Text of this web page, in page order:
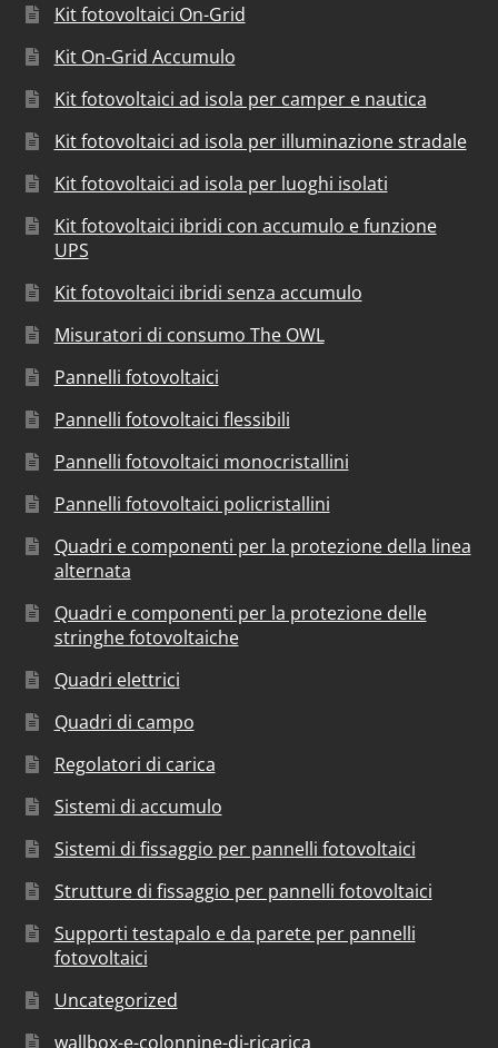
Kit fotovoltaici On-Grid
Kit On-Grid Accumulo
Kit fotovoltaici ad isola per camper e nautica
Kit fotovoltaici ad isola per illuminazione stradale
Kit fotovoltaici ad isola per luoghi isolati
Kit fotovoltaici ibridi con accumulo e funzione
UPS
Kit fotovoltaici ibridi senza accumulo
Misuratori di consumo The OWL
Pannelli fotovoltaici
Pannelli fotovoltaici flessibili
Pannelli fotovoltaici monocristallini
Pannelli fotovoltaici policristallini
Quadri e componenti per la protezione della linea
alternata
Quadri e componenti per la protezione delle
stringhe fotovoltaiche
Quadri elettrici
Quadri di campo
Regolatori di carica
Sistemi di accumulo
Sistemi di fissaggio per pannelli fotovoltaici
Strutture di fissaggio per pannelli fotovoltaici
Supporti testapalo e da parete per pannelli
fotovoltaici
Uncategorized
wallbox-e-colonnine-di-ricarica